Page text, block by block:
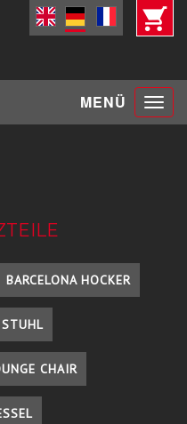
MENÜ Toggle
BARCELONA HOCKER
STUHL
CHAIR